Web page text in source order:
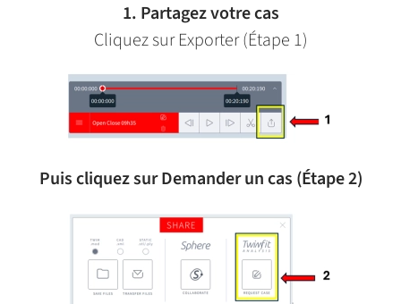
1. Partagez votre cas
Cliquez sur Exporter (Étape 1)
Puis cliquez sur Demander un cas (Étape 2)